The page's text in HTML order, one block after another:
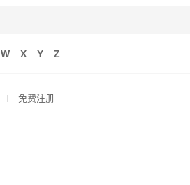
W X Y Z
免费注册